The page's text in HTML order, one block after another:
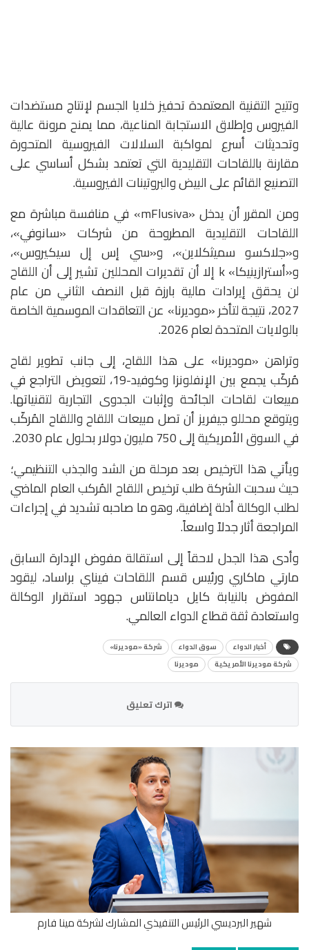
وتتيح التقنية المعتمدة تحفيز خلايا الجسم لإنتاج مستضدات
الفيروس وإطلاق الاستجابة المناعية، مما يمنح مرونة عالية
وتحديثات أسرع لمواكبة السلالات الفيروسية المتحورة
مقارنة باللقاحات التقليدية التي تعتمد بشكل أساسي على
التصنيع القائم على البيض والبروتينات الفيروسية.
ومن المقرر أن يدخل «mFlusiva» في منافسة مباشرة مع
اللقاحات التقليدية المطروحة من شركات «سانوفي»،
و«جلاكسو سميثكلاين»، و«سي إس إل سيكيروس»،
و«أسترازينيكا» k إلا أن تقديرات المحللين تشير إلى أن اللقاح
لن يحقق إيرادات مالية بارزة قبل النصف الثاني من عام
2027، نتيجة لتأخر «موديرنا» عن التعاقدات الموسمية الخاصة
بالولايات المتحدة لعام 2026.
وتراهن «موديرنا» على هذا اللقاح، إلى جانب تطوير لقاح
مُركّب يجمع بين الإنفلونزا وكوفيد-19، لتعويض التراجع في
مبيعات لقاحات الجائحة وإثبات الجدوى التجارية لتقنياتها.
ويتوقع محللو جيفريز أن تصل مبيعات اللقاح واللقاح المُركّب
في السوق الأمريكية إلى 750 مليون دولار بحلول عام 2030.
ويأتي هذا الترخيص بعد مرحلة من الشد والجذب التنظيمي؛
حيث سحبت الشركة طلب ترخيص اللقاح المُركب العام الماضي
لطلب الوكالة أدلة إضافية، وهو ما صاحبه تشديد في إجراءات
المراجعة أثار جدلاً واسعاً.
وأدى هذا الجدل لاحقاً إلى استقالة مفوض الإدارة السابق
مارتي ماكاري ورئيس قسم اللقاحات فيناي براساد، ليقود
المفوض بالنيابة كايل ديامانتاس جهود استقرار الوكالة
واستعادة ثقة قطاع الدواء العالمي.
أخبار الدواء سوق الدواء
شركة «موديرنا»
شركة موديرنا الأمريكية
موديرنا
اترك تعليق
شهير البرديسي الرئيس التنفيذي المشارك لشركة مينا فارم